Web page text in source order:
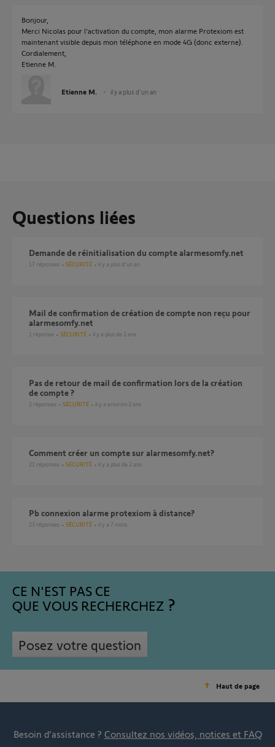
Bonjour,
Merci Nicolas pour l'activation du compte, mon alarme Protexiom est
maintenant visible depuis mon téléphone en mode 4G (donc externe).
Cordialement,
Etienne M.
Etienne M. il y a plus d'un an
Questions liées
Demande de réinitialisation du compte alarmesomfy.net
17 réponses SÉCURITÉ il y a plus d'un an
Mail de confirmation de création de compte non reçu pour
alarmesomfy.net
1 réponse SÉCURITÉ il y a plus de 2 ans
Pas de retour de mail de confirmation lors de la création
de compte ?
2 réponses SÉCURITÉ il y a environ 2 ans
Comment créer un compte sur alarmesomfy.net?
21 réponses SÉCURITÉ il y a plus de 2 ans
pb connexion alarme protexiom à distance?
23 réponses SÉCURITÉ il y a 7 mois
CE N'EST PAS CE
QUE VOUS RECHERCHEZ
Posez votre question
Haut de page
Besoin d’assistance ? Consultez nos vidéos, notices et FAQ